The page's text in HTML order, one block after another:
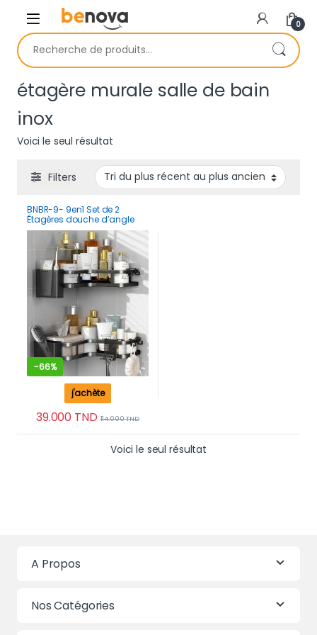
Skip to navigation
Skip to content
0
Recherche pour :
étagère murale salle de bain
inox
Voici le seul résultat
Filters
BNBR-9- 9en1 Set de 2
Étagères douche d’angle
sans perçage INOX
rangement salle de bain
-66%
39.000 TND 114.000TND
j'achète
Voici le seul résultat
A Propos
Nos Catégories